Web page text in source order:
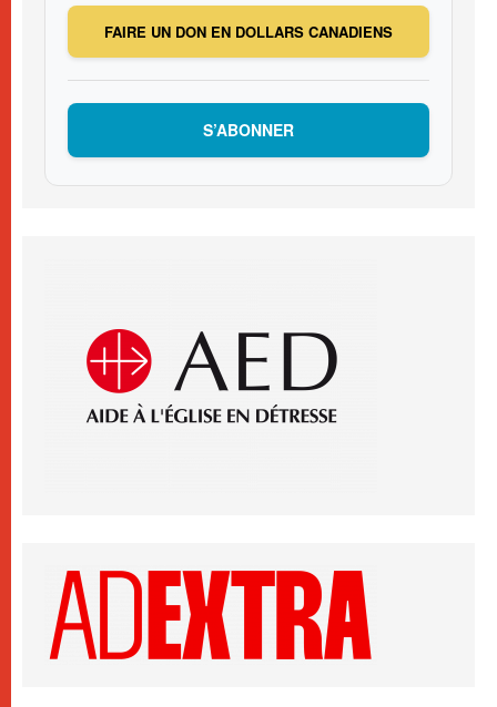
FAIRE UN DON EN DOLLARS CANADIENS
S’ABONNER